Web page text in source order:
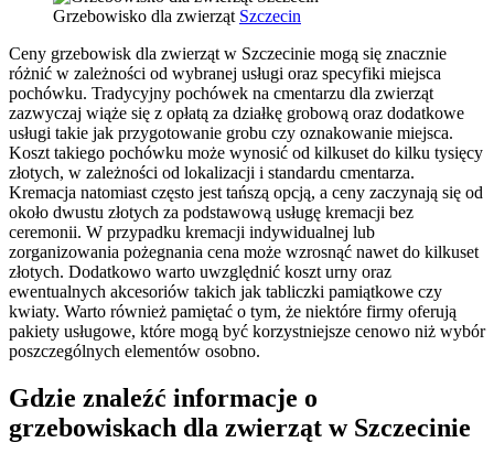
Grzebowisko dla zwierząt Szczecin
Ceny grzebowisk dla zwierząt w Szczecinie mogą się znacznie
różnić w zależności od wybranej usługi oraz specyfiki miejsca
pochówku. Tradycyjny pochówek na cmentarzu dla zwierząt
zazwyczaj wiąże się z opłatą za działkę grobową oraz dodatkowe
usługi takie jak przygotowanie grobu czy oznakowanie miejsca.
Koszt takiego pochówku może wynosić od kilkuset do kilku tysięcy
złotych, w zależności od lokalizacji i standardu cmentarza.
Kremacja natomiast często jest tańszą opcją, a ceny zaczynają się od
około dwustu złotych za podstawową usługę kremacji bez
ceremonii. W przypadku kremacji indywidualnej lub
zorganizowania pożegnania cena może wzrosnąć nawet do kilkuset
złotych. Dodatkowo warto uwzględnić koszt urny oraz
ewentualnych akcesoriów takich jak tabliczki pamiątkowe czy
kwiaty. Warto również pamiętać o tym, że niektóre firmy oferują
pakiety usługowe, które mogą być korzystniejsze cenowo niż wybór
poszczególnych elementów osobno.
Gdzie znaleźć informacje o
grzebowiskach dla zwierząt w Szczecinie